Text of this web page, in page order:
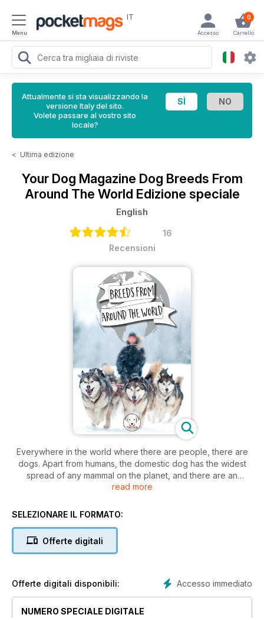
Menu
IT 0
Carrello
Accesso
Attualmente si sta visualizzando la
versione Italy del sito.
Volete passare al vostro sito
locale?
< Ultima edizione
Your Dog Magazine Dog Breeds From
Around The World Edizione speciale
English
16
Recensioni
Everywhere in the world where there are people, there are
dogs. Apart from humans, the domestic dog has the widest
spread of any mammal on the planet, and there are an
estimated 900 million dogs in the world today — with the real
world to find out what makes them so special, so suited to life
as a companion dog (or not!), and discovering a little more
read more
SELEZIONARE IL FORMATO:
Offerte digitali
Accesso immediato
Offerte digitali disponibili:
NUMERO SPECIALE DIGITALE